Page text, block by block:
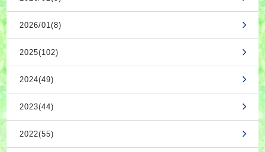
2026/01(8)
2025(102)
2024(49)
2023(44)
2022(55)